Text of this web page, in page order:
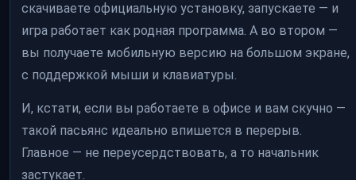
скачиваете официальную установку, запускаете — и
игра работает как родная программа. А во втором —
вы получаете мобильную версию на большом экране,
с поддержкой мыши и клавиатуры.
И, кстати, если вы работаете в офисе и вам скучно —
такой пасьянс идеально впишется в перерыв.
Главное — не переусердствовать, а то начальник
застукает.